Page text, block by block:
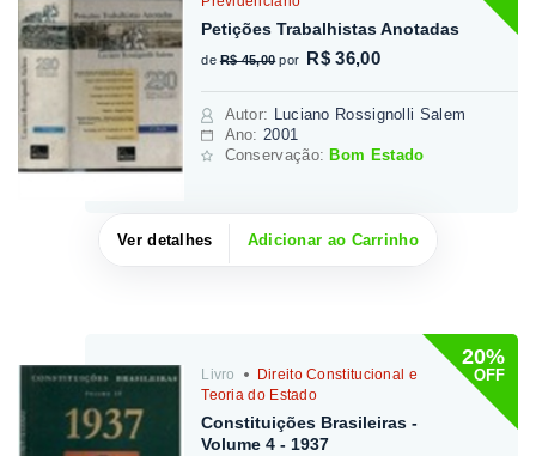
Petições Trabalhistas Anotadas
de R$ 45,00 por R$ 36,00
Autor: Luciano Rossignolli Salem
Ano: 2001
Conservação:Bom Estado
Ver detalhes Adicionar ao Carrinho
20%
OFF
Livro
Direito Constitucional e
Teoria do Estado
Constituições Brasileiras -
Volume 4 - 1937